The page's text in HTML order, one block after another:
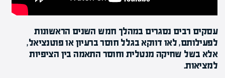
עסקים רבים נסגרים במהלך חמש השנים הראשונות
לפעילותם, לאו דווקא בגלל חוסר ברעיון או פוטנציאל,
אלא בשל שחיקה מנטלית וחוסר התאמה בין הציפיות
למציאות.